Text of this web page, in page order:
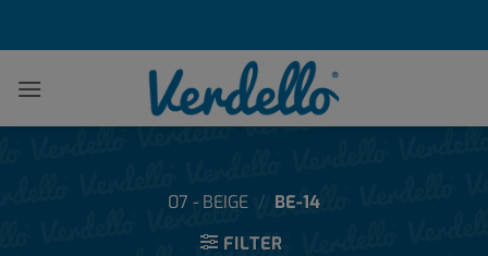
07 - BEIGE / BE-14
FILTER